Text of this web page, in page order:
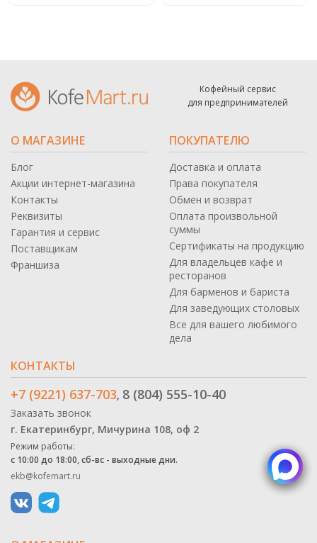
Кофейный сервис
для предпринимателей
О МАГАЗИНЕ
Блог
Акции интернет-магазина
Контакты
Реквизиты
Гарантия и сервис
Поставщикам
Франшиза
ПОКУПАТЕЛЮ
Доставка и оплата
Права покупателя
Обмен и возврат
Оплата произвольной
суммы
Сертификаты на продукцию
Для владельцев кафе и
ресторанов
Для барменов и бариста
Для заведующих столовых
Все для вашего любимого
дела
КОНТАКТЫ
+7 (9221) 637-703, 8 (804) 555-10-40
Заказать звонок
г. Екатеринбург, Мичурина 108, оф 2
Режим работы:
с 10:00 до 18:00, сб-вс - выходные дни.
ekb@kofemart.ru